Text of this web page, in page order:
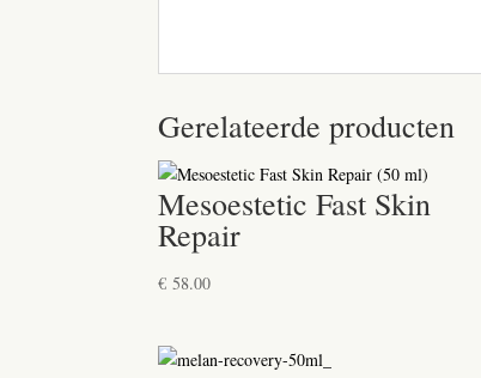
Gerelateerde producten
Mesoestetic Fast Skin
Repair
€ 58.00